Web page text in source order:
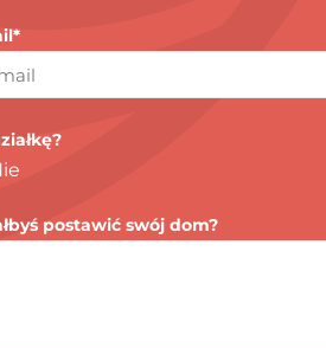
postawić swój dom?